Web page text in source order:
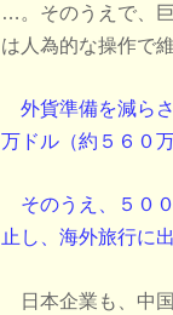
…。そのうえで、
は人為的な操作で
外貨準備を減ら
万ドル（約５６０
そのうえ、５０
止し、海外旅行に
日本企業も、中国